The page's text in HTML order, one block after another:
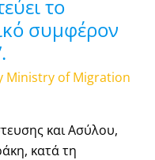
το
συμφέρον
Ministry of Migration
και Ασύλου,
κατά τη